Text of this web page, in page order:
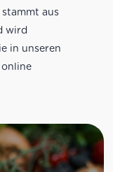
aus
wird
in unseren
online